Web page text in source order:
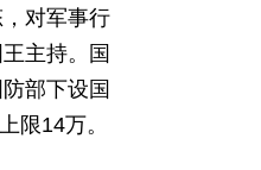
对军事行
主持。国
部下设国
限14万。